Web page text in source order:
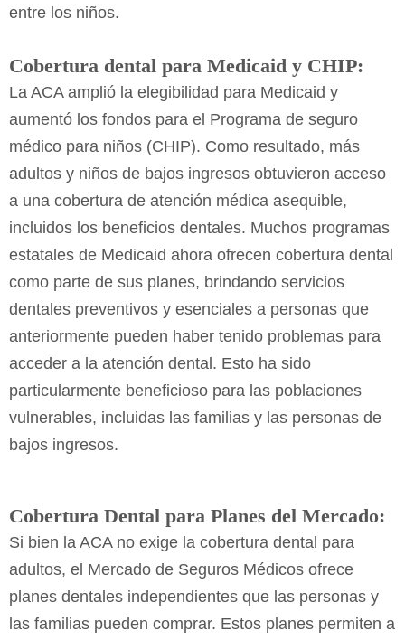
entre los niños.
Cobertura dental para Medicaid y CHIP:
La ACA amplió la elegibilidad para Medicaid y
aumentó los fondos para el Programa de seguro
médico para niños (CHIP). Como resultado, más
adultos y niños de bajos ingresos obtuvieron acceso
a una cobertura de atención médica asequible,
incluidos los beneficios dentales. Muchos programas
estatales de Medicaid ahora ofrecen cobertura dental
como parte de sus planes, brindando servicios
dentales preventivos y esenciales a personas que
anteriormente pueden haber tenido problemas para
acceder a la atención dental. Esto ha sido
particularmente beneficioso para las poblaciones
vulnerables, incluidas las familias y las personas de
bajos ingresos.
Cobertura Dental para Planes del Mercado:
Si bien la ACA no exige la cobertura dental para
adultos, el Mercado de Seguros Médicos ofrece
planes dentales independientes que las personas y
las familias pueden comprar. Estos planes permiten a